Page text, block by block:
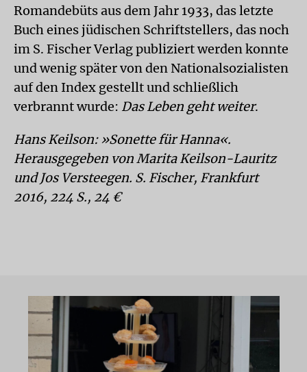
Romandebüts aus dem Jahr 1933, das letzte
Buch eines jüdischen Schriftstellers, das noch
im S. Fischer Verlag publiziert werden konnte
und wenig später von den Nationalsozialisten
auf den Index gestellt und schließlich
verbrannt wurde: Das Leben geht weiter.
Hans Keilson: »Sonette für Hanna«.
Herausgegeben von Marita Keilson-Lauritz
und Jos Versteegen. S. Fischer, Frankfurt
2016, 224 S., 24 €